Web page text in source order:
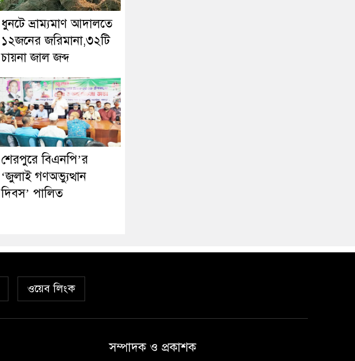
ধুনটে ভ্রাম্যমাণ আদালতে
১২জনের জরিমানা,৩২টি
চায়না জাল জব্দ
শেরপুরে বিএনপি’র
‘জুলাই গণঅভ্যুত্থান
দিবস’ পালিত
ওয়েব লিংক
সম্পাদক ও প্রকাশক